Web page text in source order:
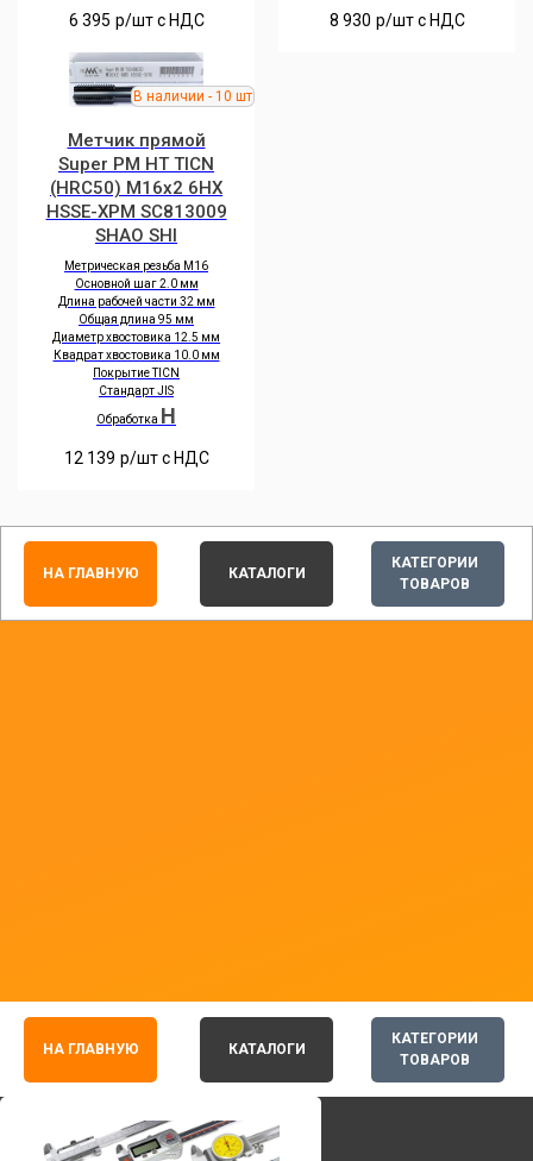
6 395 р/шт c НДС 8 930 р/шт c НДС
Метчик прямой
Super PM HT TICN
(HRC50) M16x2 6HX
HSSE-XPM SC813009
SHAO SHI
Метрическая резьба M16
Основной шаг 2.0 мм
Длина рабочей части 32 мм
Общая длина 95 мм
Диаметр хвостовика 12.5 мм
Квадрат хвостовика 10.0 мм
Покрытие TICN
Стандарт JIS
Обработка H
12 139 р/шт c НДС
КАТЕГОРИИ
ТОВАРОВ
НА ГЛАВНУЮ КАТАЛОГИ
КАТЕГОРИИ
ТОВАРОВ
НА ГЛАВНУЮ КАТАЛОГИ